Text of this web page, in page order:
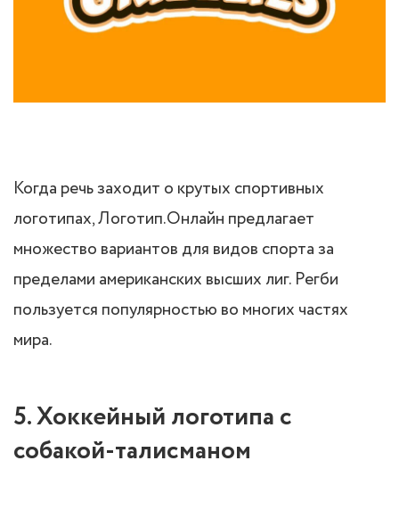
Когда речь заходит о крутых спортивных
логотипах, Логотип.Онлайн предлагает
множество вариантов для видов спорта за
пределами американских высших лиг. Регби
пользуется популярностью во многих частях
мира.
5. Хоккейный логотипа с
собакой-талисманом